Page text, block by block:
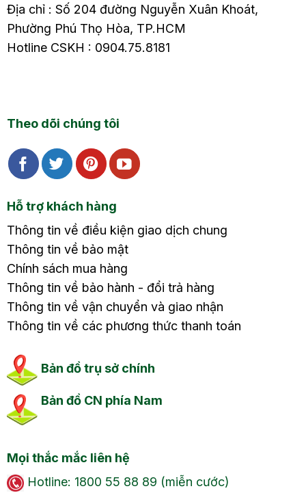
Địa chỉ : Số 204 đường Nguyễn Xuân Khoát,
Phường Phú Thọ Hòa, TP.HCM
Hotline CSKH : 0904.75.8181
Theo dõi chúng tôi
Hỗ trợ khách hàng
Thông tin về điều kiện giao dịch chung
Thông tin về bảo mật
Chính sách mua hàng
Thông tin về bảo hành - đổi trả hàng
Thông tin về vận chuyển và giao nhận
Thông tin về các phương thức thanh toán
Bản đồ trụ sở chính
Bản đồ CN phía Nam
Mọi thắc mắc liên hệ
Hotline: 1800 55 88 89 (miễn cước)